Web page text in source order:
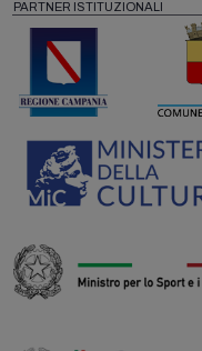
PARTNER ISTITUZIONALI